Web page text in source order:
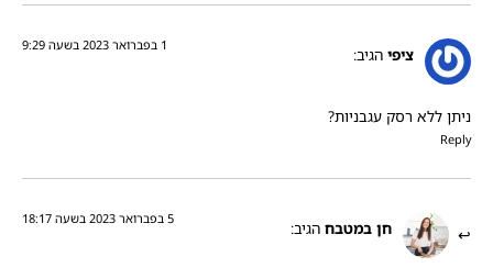
ציפי הגיב:
1 בפברואר 2023 בשעה 9:29
ניתן ללא רסק עגבניות?
Reply
חן במטבח הגיב:
5 בפברואר 2023 בשעה 18:17